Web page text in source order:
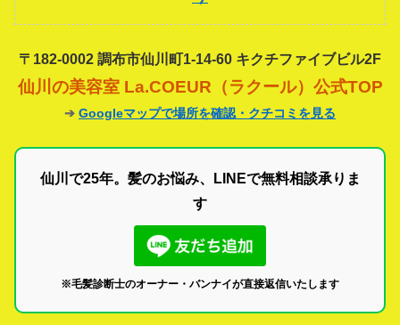
〒182-0002 調布市仙川町1-14-60 キクチファイブビル2F
仙川の美容室 La.COEUR（ラクール）公式TOP
➔ Googleマップで場所を確認・クチコミを見る
仙川で25年。髪のお悩み、LINEで無料相談承りま
す
※毛髪診断士のオーナー・バンナイが直接返信いたします